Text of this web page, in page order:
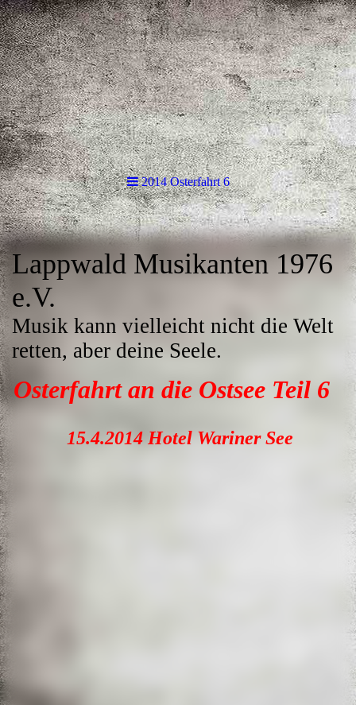
2014 Osterfahrt 6
Lappwald Musikanten 1976
e.V.
Musik kann vielleicht nicht die Welt
retten, aber deine Seele.
Osterfahrt an die Ostsee Teil 6
15.4.2014 Hotel Wariner See